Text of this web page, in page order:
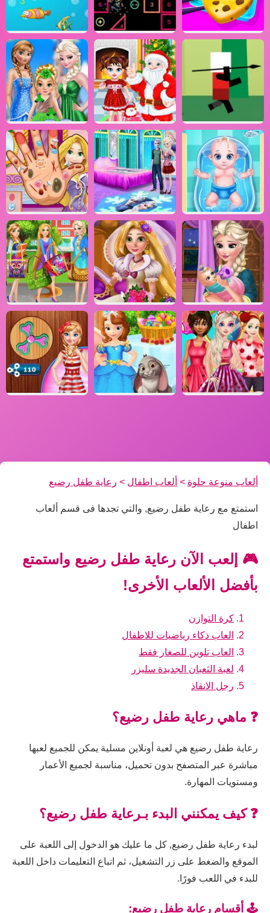
ألعاب منوعة حلوة > ألعاب اطفال > رعاية طفل رضيع
استمتع مع رعاية طفل رضيع, والتي تجدها فى قسم ألعاب
اطفال
🎮 إلعب الآن رعاية طفل رضيع واستمتع
بأفضل الألعاب الأخرى!
كرة التوازن
العاب ذكاء رياضيات للاطفال
العاب تلوين للصغار فقط
لعبة الثعبان الجديدة سليزر
رجل الانقاذ
❓ ماهي رعاية طفل رضيع؟
رعاية طفل رضيع هي لعبة أونلاين مسلية يمكن للجميع لعبها
مباشرة عبر المتصفح بدون تحميل، مناسبة لجميع الأعمار
ومستويات المهارة.
❓ كيف يمكنني البدء بـرعاية طفل رضيع؟
لبدء رعاية طفل رضيع, كل ما عليك هو الدخول إلى اللعبة على
الموقع والضغط على زر التشغيل، ثم اتباع التعليمات داخل اللعبة
للبدء في اللعب فورًا.
🕹️ أقسام رعاية طفل رضيع: